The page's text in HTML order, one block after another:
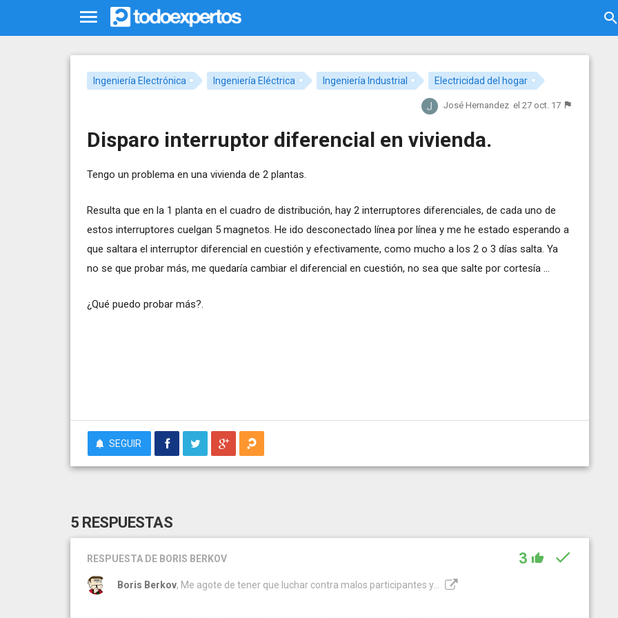
Ingeniería Electrónica Ingeniería Eléctrica Ingeniería Industrial Electricidad del hogar
José Hernandez el 27 oct. 17
Disparo interruptor diferencial en vivienda.
Tengo un problema en una vivienda de 2 plantas.
Resulta que en la 1 planta en el cuadro de distribución, hay 2 interruptores diferenciales, de cada uno de
estos interruptores cuelgan 5 magnetos. He ido desconectado línea por línea y me he estado esperando a
que saltara el interruptor diferencial en cuestión y efectivamente, como mucho a los 2 o 3 días salta. Ya
no se que probar más, me quedaría cambiar el diferencial en cuestión, no sea que salte por cortesía ...
¿Qué puedo probar más?.
SEGUIR
5 RESPUESTAS
RESPUESTA DE BORIS BERKOV 3
Boris Berkov, Me agote de tener que luchar contra malos participantes y...